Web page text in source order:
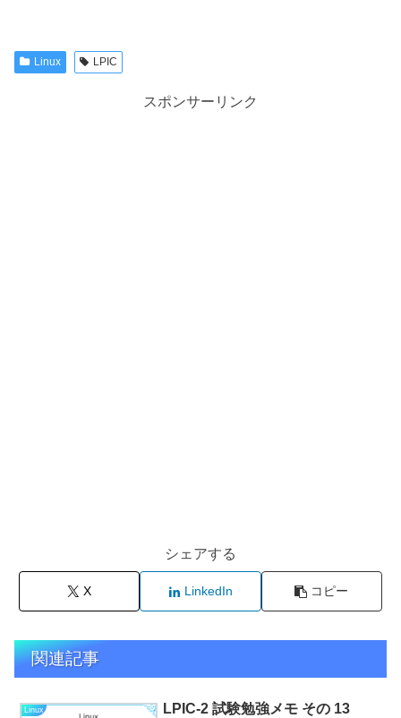
Linux LPIC
スポンサーリンク
シェアする
X LinkedIn コピー
関連記事
Linux LPIC-2 試験勉強メモ その 13